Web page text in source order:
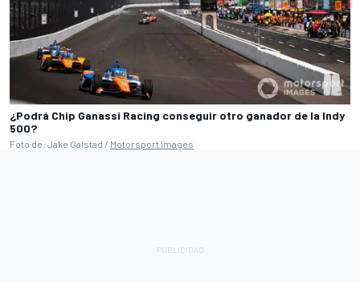
¿Podrá Chip Ganassi Racing conseguir otro ganador de la Indy
500?
Foto de: Jake Galstad / Motorsport Images